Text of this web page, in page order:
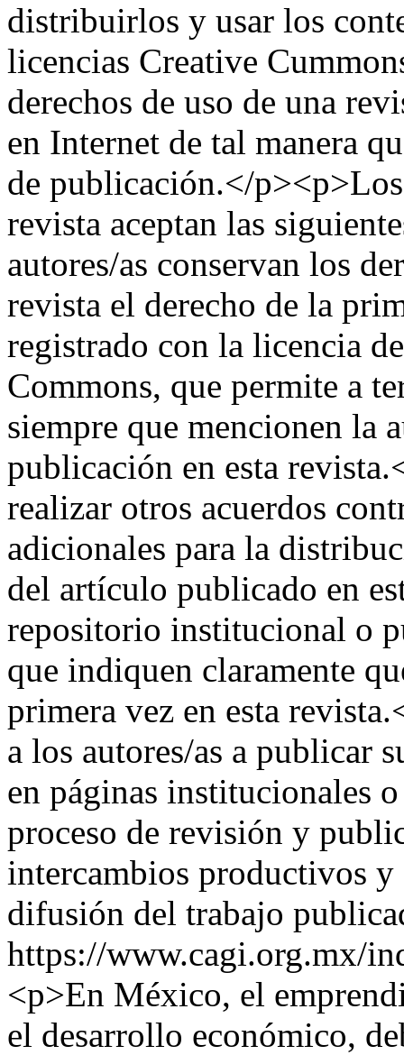
distribuirlos y usar los
licencias Creative
derechos de uso de una
en Internet de tal manera
de publicación.</
revista aceptan las
autores/as conservan los
revista el derecho de la
registrado con la licencia
Commons, que permite a
siempre que mencionen la
publicación en esta
realizar otros acuerdos
adicionales para la
del artículo publicado en
repositorio institucional o
que indiquen claramente
primera vez en esta
a los autores/as a publicar
en páginas institucionales
proceso de revisión y
intercambios productivos
difusión del trabajo
https://www.cagi.org.mx/
<p>En México, el
el desarrollo económico,